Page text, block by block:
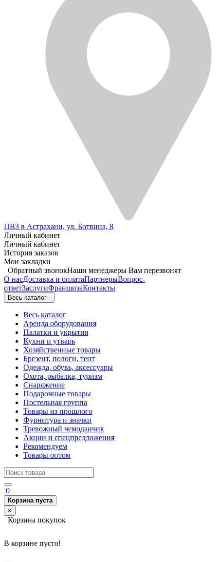
ПВЗ в Астрахани, ул. Ботвина, 8
Личный кабинет
Личный кабинет
История заказов
Мои закладки
Обратный звонокНаши менеджеры Вам перезвонят
О насДоставка и оплатаПартнерыВопрос-
ответЗаслугиФраншизаКонтакты
Весь каталог
Весь каталог
Аренда оборудования
Палатки и укрытия
Кухни и утварь
Хозяйственные товары
Брезент, пологи, тент
Одежда, обувь, аксессуары
Охота, рыбалка, туризм
Снаряжение
Подарочные товары
Постельная группа
Товары из прошлого
Фурнитура и значки
Тревожный чемоданчик
Акции и спецпредложения
Рекомендуем
Товары оптом
0
Корзина пуста
×
Корзина покупок
В корзине пусто!